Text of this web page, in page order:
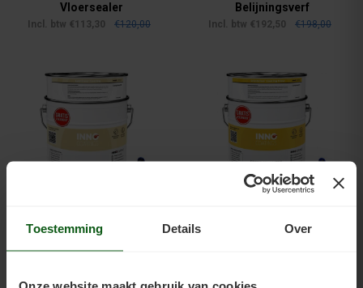
Toestemming Details Over
Vloersealer
Incl. btw €113,30 €120,00
Belijningsverf
Incl. btw €192,50 €198,00
Laminaat Coating Kleur
Incl. btw €218,63--€229,00
Grindvloer Coating Kleur